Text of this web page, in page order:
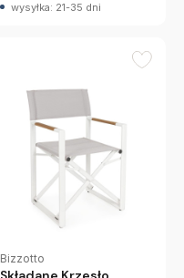
wysyłka: 21-35 dni
Bizzotto